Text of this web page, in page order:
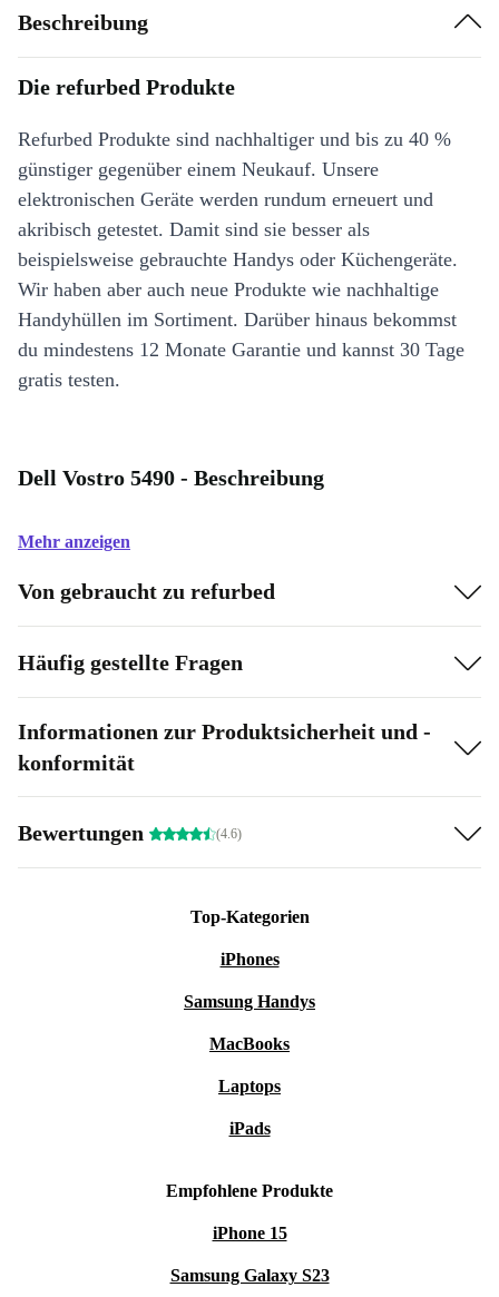
Beschreibung
Die refurbed Produkte
Refurbed Produkte sind nachhaltiger und bis zu 40 %
günstiger gegenüber einem Neukauf. Unsere
elektronischen Geräte werden rundum erneuert und
akribisch getestet. Damit sind sie besser als
beispielsweise gebrauchte Handys oder Küchengeräte.
Wir haben aber auch neue Produkte wie nachhaltige
Handyhüllen im Sortiment. Darüber hinaus bekommst
du mindestens 12 Monate Garantie und kannst 30 Tage
gratis testen.
Dell Vostro 5490 - Beschreibung
Mehr anzeigen
Von gebraucht zu refurbed
Häufig gestellte Fragen
Informationen zur Produktsicherheit und -
konformität
Bewertungen (4.6)
Top-Kategorien
iPhones
Samsung Handys
MacBooks
Laptops
iPads
Empfohlene Produkte
iPhone 15
Samsung Galaxy S23